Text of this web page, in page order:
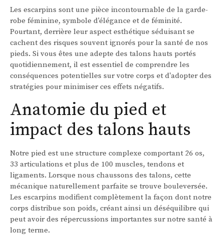
Les escarpins sont une pièce incontournable de la garde-
robe féminine, symbole d'élégance et de féminité.
Pourtant, derrière leur aspect esthétique séduisant se
cachent des risques souvent ignorés pour la santé de nos
pieds. Si vous êtes une adepte des talons hauts portés
quotidiennement, il est essentiel de comprendre les
conséquences potentielles sur votre corps et d'adopter des
stratégies pour minimiser ces effets négatifs.
Anatomie du pied et
impact des talons hauts
Notre pied est une structure complexe comportant 26 os,
33 articulations et plus de 100 muscles, tendons et
ligaments. Lorsque nous chaussons des talons, cette
mécanique naturellement parfaite se trouve bouleversée.
Les escarpins modifient complètement la façon dont notre
corps distribue son poids, créant ainsi un déséquilibre qui
peut avoir des répercussions importantes sur notre santé à
long terme.